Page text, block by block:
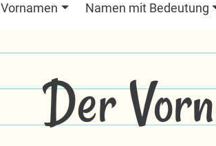
Vornamen Namen mit Bedeutung
Der